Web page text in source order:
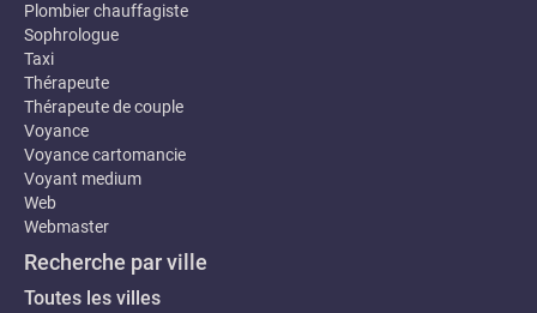
Plombier chauffagiste
Sophrologue
Taxi
Thérapeute
Thérapeute de couple
Voyance
Voyance cartomancie
Voyant medium
Web
Webmaster
Recherche par ville
Toutes les villes